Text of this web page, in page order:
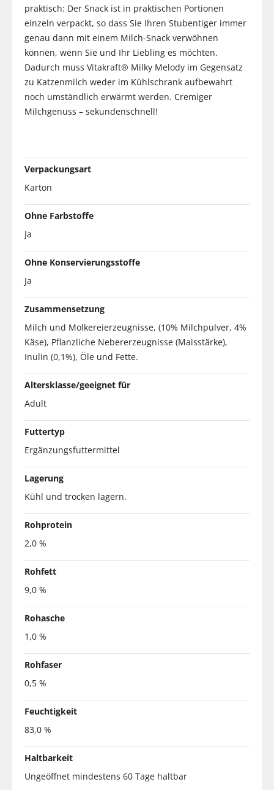
praktisch: Der Snack ist in praktischen Portionen
einzeln verpackt, so dass Sie Ihren Stubentiger immer
genau dann mit einem Milch-Snack verwöhnen
können, wenn Sie und Ihr Liebling es möchten.
Dadurch muss Vitakraft® Milky Melody im Gegensatz
zu Katzenmilch weder im Kühlschrank aufbewahrt
noch umständlich erwärmt werden. Cremiger
Milchgenuss – sekundenschnell!
Verpackungsart
Karton
Ohne Farbstoffe
Ja
Ohne Konservierungsstoffe
Ja
Zusammensetzung
Milch und Molkereierzeugnisse, (10% Milchpulver, 4%
Käse), Pflanzliche Nebererzeugnisse (Maisstärke),
Inulin (0,1%), Öle und Fette.
Altersklasse/geeignet für
Adult
Futtertyp
Ergänzungsfuttermittel
Lagerung
Kühl und trocken lagern.
Rohprotein
2,0 %
Rohfett
9,0 %
Rohasche
1,0 %
Rohfaser
0,5 %
Feuchtigkeit
83,0 %
Haltbarkeit
Ungeöffnet mindestens 60 Tage haltbar